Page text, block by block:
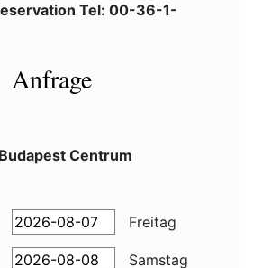
Tel: 00-36-1-
Anfrage
Centrum
Freitag
Samstag